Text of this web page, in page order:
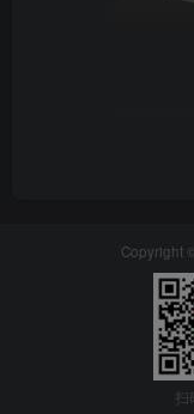
Copyright
扫